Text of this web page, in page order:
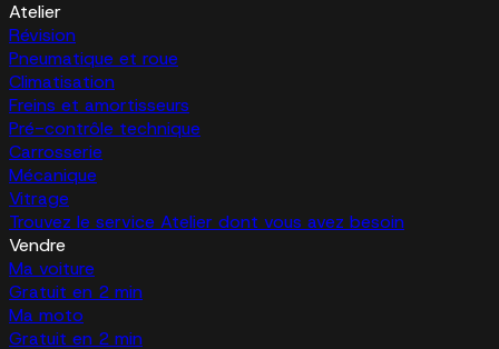
Atelier
Révision
Pneumatique et roue
Climatisation
Freins et amortisseurs
Pré-contrôle technique
Carrosserie
Mécanique
Vitrage
Trouvez le service Atelier dont vous avez besoin
Vendre
Ma voiture
Gratuit en 2 min
Ma moto
Gratuit en 2 min